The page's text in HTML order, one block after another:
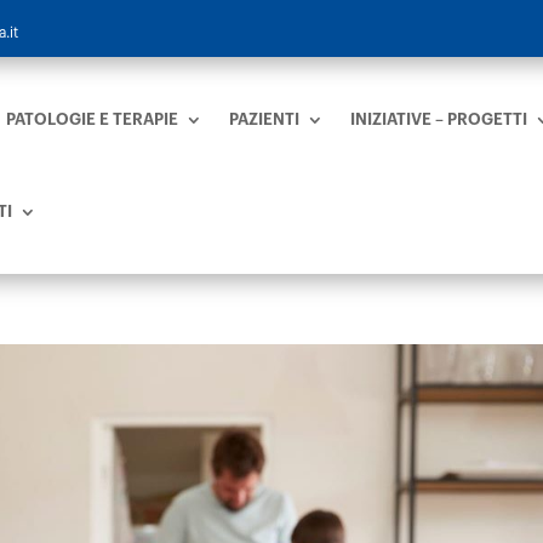
PATOLOGIE E TERAPIE PAZIENTI INIZIATIVE – PROGETTI